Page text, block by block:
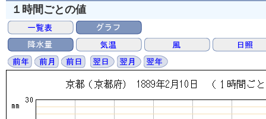
１時間ごとの値